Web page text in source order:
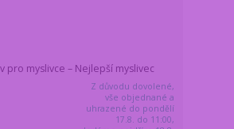
pro myslivce – Nejlepší myslivec
Z důvodu dovolené,
vše objednané a
uhrazené do pondělí
17.8. do 11:00,